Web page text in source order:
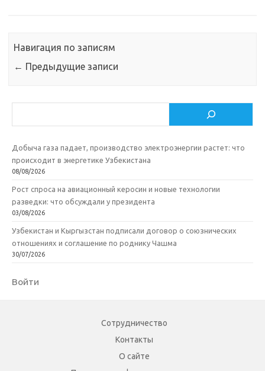
Навигация по записям
← Предыдущие записи
Добыча газа падает, производство электроэнергии растет: что
происходит в энергетике Узбекистана
08/08/2026
Рост спроса на авиационный керосин и новые технологии
разведки: что обсуждали у президента
03/08/2026
Узбекистан и Кыргызстан подписали договор о союзнических
отношениях и соглашение по роднику Чашма
30/07/2026
Войти
Сотрудничество
Контакты
О сайте